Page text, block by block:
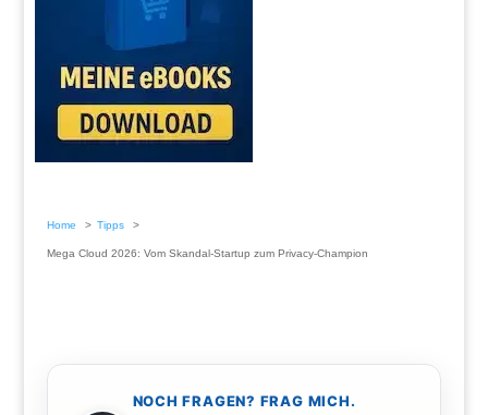
Home Tipps
Mega Cloud 2026: Vom Skandal-Startup zum Privacy-Champion
NOCH FRAGEN? FRAG MICH.